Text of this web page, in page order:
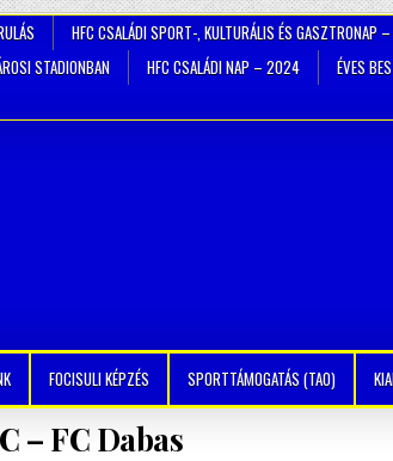
HFC CSALÁDI SPORT-, KULTURÁLIS ÉS GASZTRONAP
STADIONBAN HFC CSALÁDI NAP – 2024 ÉVES
FOCISULI KÉPZÉS SPORTTÁMOGATÁS (TAO)
– FC Dabas